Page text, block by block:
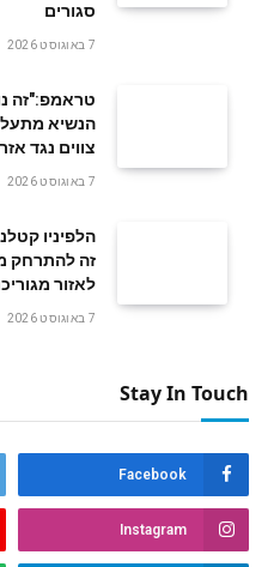
סגורים
7 באוגוסט 2026
טראמפ:"זה
הנשיא
צווים נגד
7 באוגוסט 2026
הלפיניו
זה להתרחק
לאזור
7 באוגוסט 2026
Stay In Touch
Facebook
Instagram